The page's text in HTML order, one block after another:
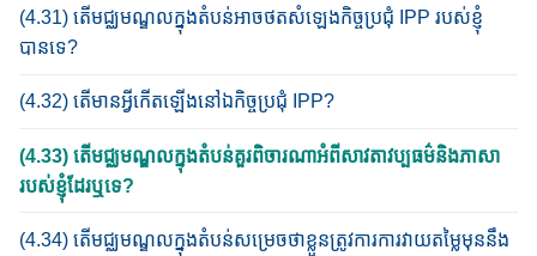
(4.31) តើមជ្ឈមណ្ឌលក្នុងតំបន់​អាច​ថត​សំឡេង​កិច្ច​ប្រជុំ​ IPP របស់ខ្ញុំ
បានទេ​?
(4.32) តើ​មាន​អ្វីកើតឡើង​នៅឯកិច្ច​ប្រជុំ IPP?​
(4.33) តើមជ្ឈមណ្ឌលក្នុងតំបន់គួរ​ពិចារណា​​អំពីសាវតា​វប្បធម៌​និង​ភាសា​
របស់ខ្ញុំដែរឬទេ​?
(4.34) តើ​មជ្ឈមណ្ឌលក្នុងតំបន់​សម្រេច​ថា​ខ្លួន​ត្រូវការការវាយតម្លៃ​មុន​នឹង​